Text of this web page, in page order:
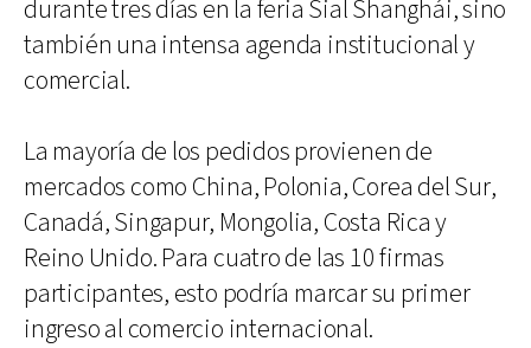
durante tres días en la feria Sial Shanghái, sino
también una intensa agenda institucional y
comercial.
La mayoría de los pedidos provienen de
mercados como China, Polonia, Corea del Sur,
Canadá, Singapur, Mongolia, Costa Rica y
Reino Unido. Para cuatro de las 10 firmas
participantes, esto podría marcar su primer
ingreso al comercio internacional.